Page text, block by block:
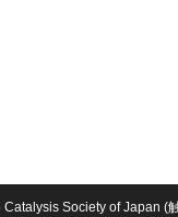
Society of Japan (